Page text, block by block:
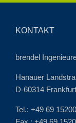
KONTAKT
brendel
Hanauer
D-60314
Tel.: +49 69